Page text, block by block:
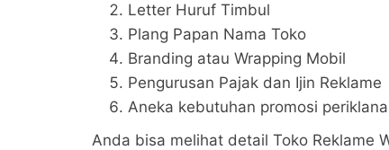
Letter Huruf Timbul
Plang Papan Nama Toko
Branding atau Wrapping Mobil
Pengurusan Pajak dan Ijin Reklame
Aneka kebutuhan promosi
Anda bisa melihat detail Toko Reklame